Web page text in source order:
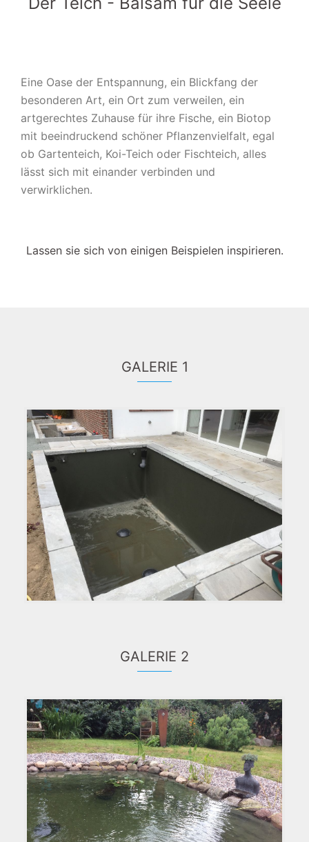
Eine Oase der Entspannung, ein Blickfang der
besonderen Art, ein Ort zum verweilen, ein
artgerechtes Zuhause für ihre Fische, ein Biotop
mit beeindruckend schöner Pflanzenvielfalt, egal
ob Gartenteich, Koi-Teich oder Fischteich, alles
lässt sich mit einander verbinden und
verwirklichen.
Lassen sie sich von einigen Beispielen inspirieren.
GALERIE 1
GALERIE 2